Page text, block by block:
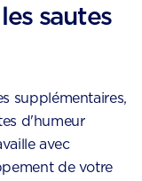
sautes
supplémentaires,
d'humeur
avec
de votre